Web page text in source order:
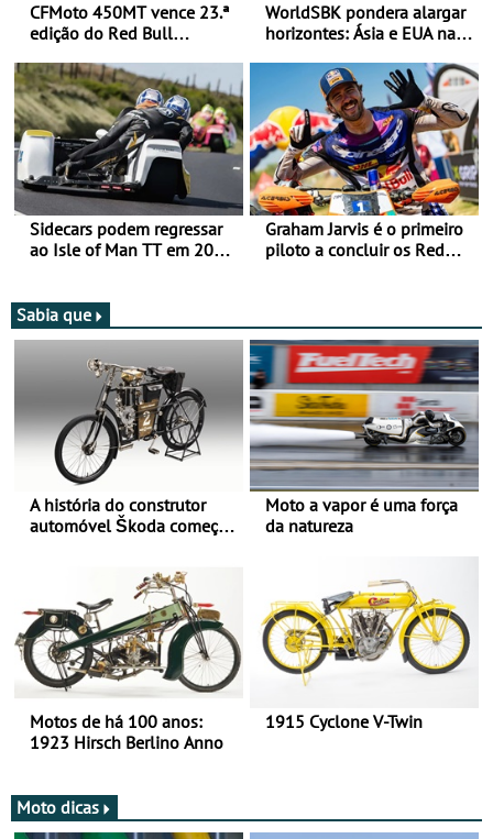
CFMoto 450MT vence 23.ª
edição do Red Bull
Categorias Adventure -
Vitória na Ultimate, Core e
Lite
WorldSBK pondera alargar
horizontes: Ásia e EUA na
Sidecars podem regressar
ao Isle of Man TT em 2027
Graham Jarvis é o primeiro
piloto a concluir os Red
Sabia que
A história do construtor
automóvel Škoda começou
Moto a vapor é uma força
da natureza
Motos de há 100 anos:
1923 Hirsch Berlino Anno
1915 Cyclone V-Twin
Moto dicas